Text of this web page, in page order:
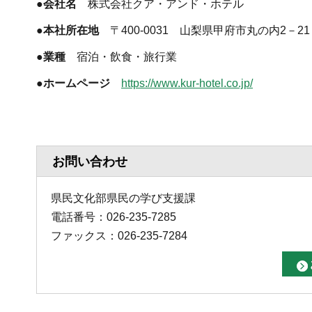
●会社名 株式会社クア・アンド・ホテル
●本社所在地〒400-0031 山梨県甲府市丸の内2－21
●業種 宿泊・飲食・旅行業
●ホームページ https://www.kur-hotel.co.jp/
お問い合わせ
県民文化部県民の学び支援課
電話番号：026-235-7285
ファックス：026-235-7284